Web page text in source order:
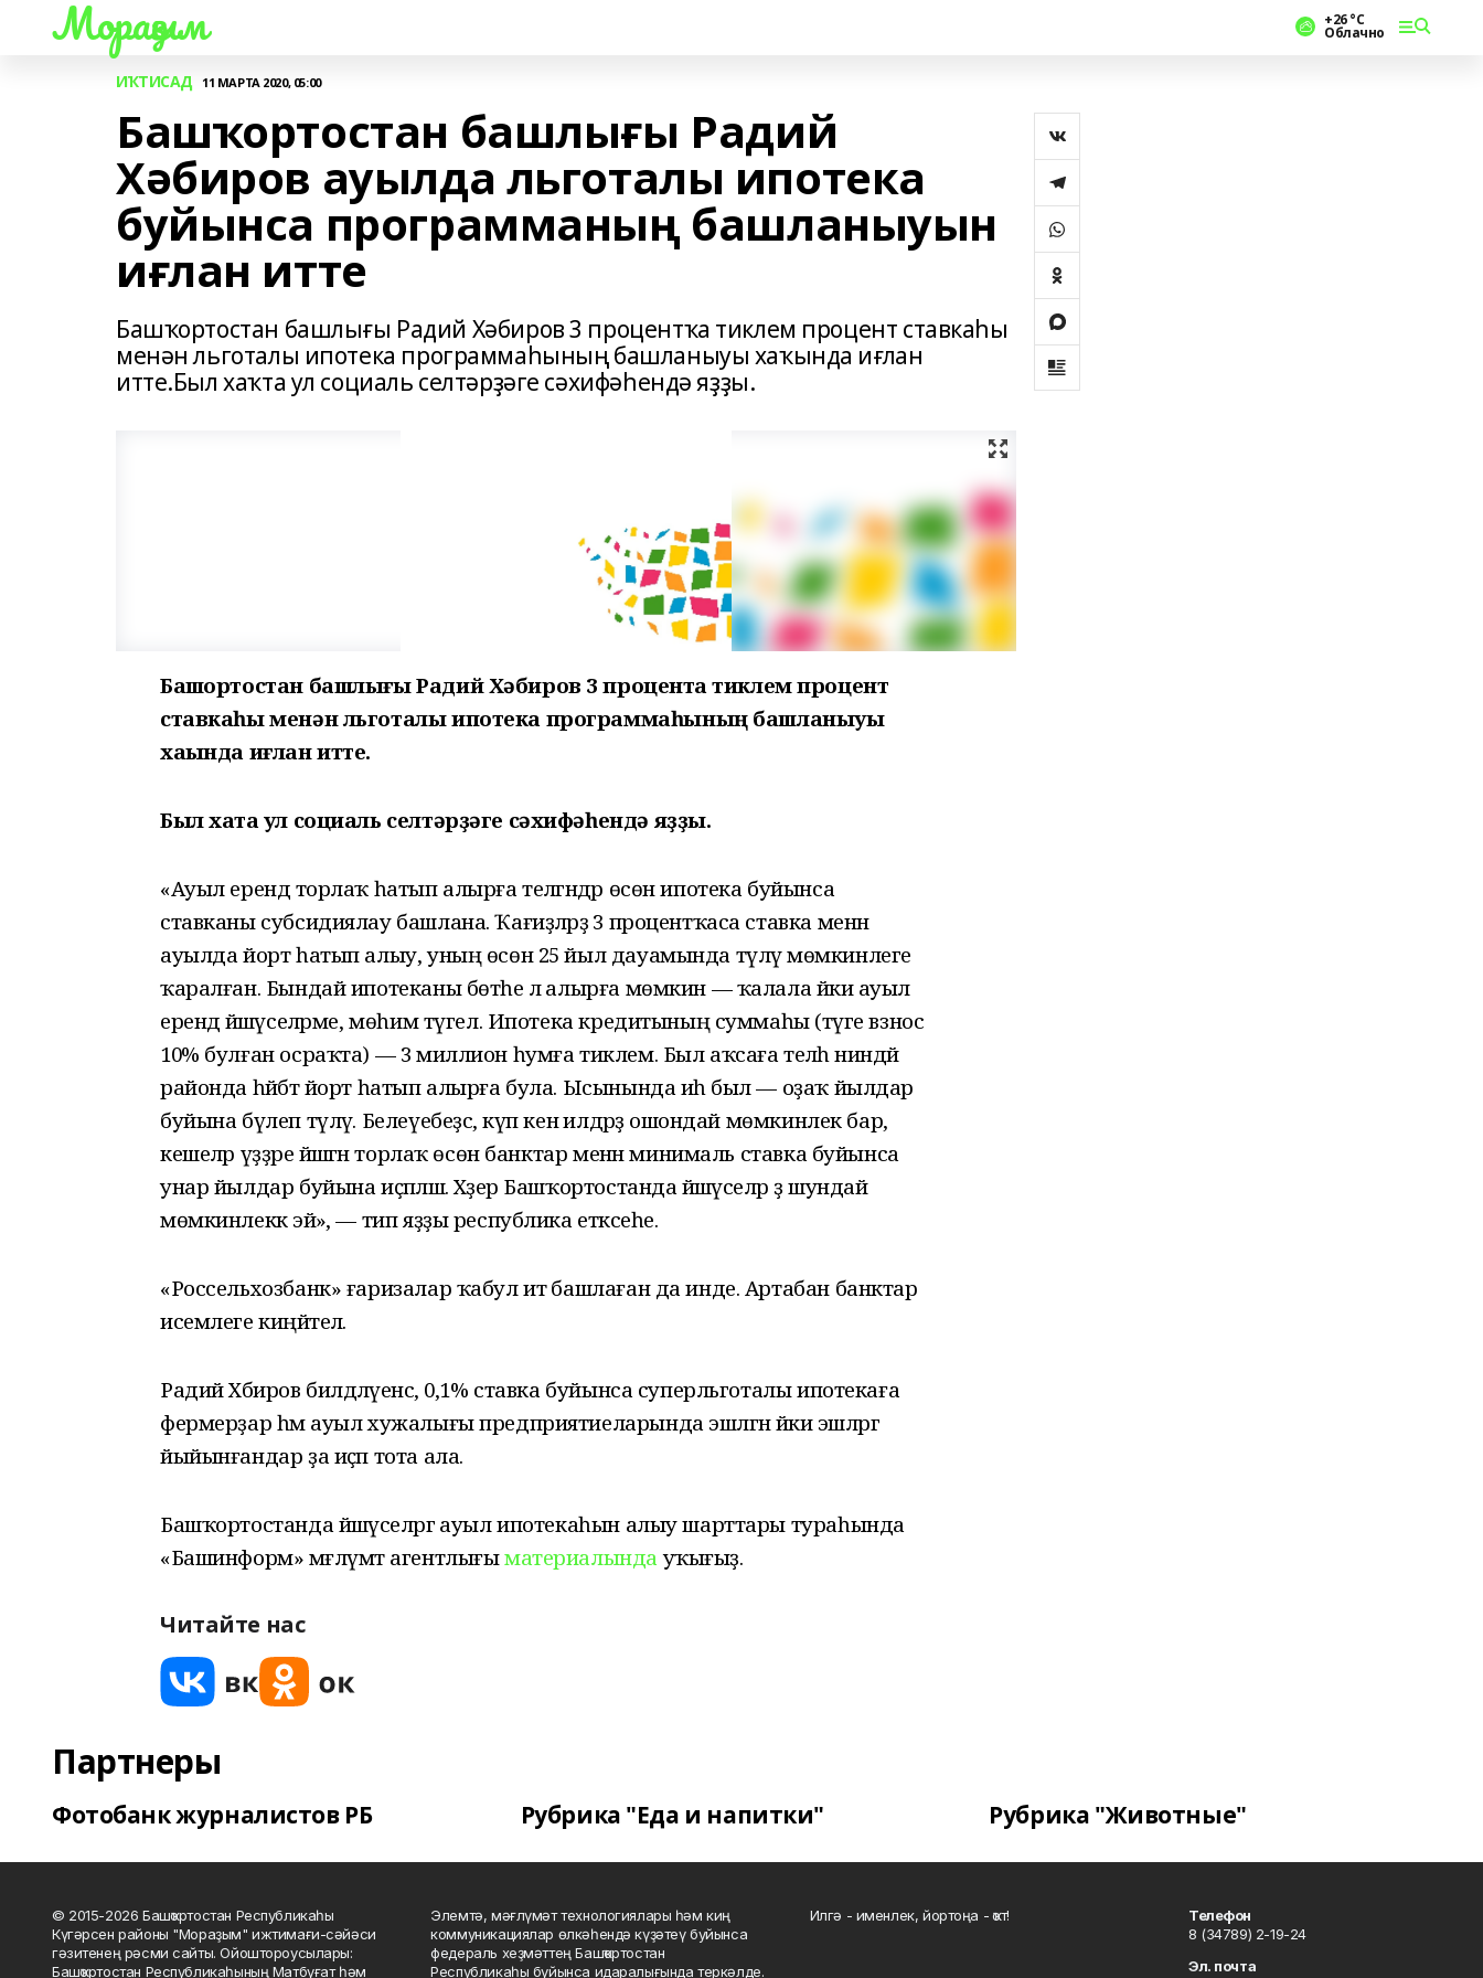
Мораҙым +26 °С
Облачно
ИҠТИСАД 11 МАРТА 2020, 05:00
Башҡортостан башлығы Радий
Хәбиров ауылда льготалы ипотека
буйынса программаның башланыуын
иғлан итте
Башҡортостан башлығы Радий Хәбиров 3 процентҡа тиклем процент ставкаһы
менән льготалы ипотека программаһының башланыуы хаҡында иғлан
итте.Был хаҡта ул социаль селтәрҙәге сәхифәһендә яҙҙы.
Башҡортостан башлығы Радий Хәбиров 3 процентҡа тиклем процент
ставкаһы менән льготалы ипотека программаһының башланыуы
хаҡында иғлан итте.
Был хаҡта ул социаль селтәрҙәге сәхифәһендә яҙҙы.
«Ауыл ерендә торлаҡ һатып алырға теләгәндәр өсөн ипотека буйынса
ставканы субсидиялау башлана. Ҡағиҙәләрҙә 3 процентҡаса ставка менән
ауылда йорт һатып алыу, уның өсөн 25 йыл дауамында түләү мөмкинлеге
ҡаралған. Бындай ипотеканы бөтәһе лә алырға мөмкин — ҡалала йәки ауыл
ерендә йәшәүселәрме, мөһим түгел. Ипотека кредитының суммаһы (тәүге взнос
10% булған осраҡта) — 3 миллион һумға тиклем. Был аҡсаға теләһә ниндәй
районда һәйбәт йорт һатып алырға була. Ысынында иһә был — оҙаҡ йылдар
буйына бүлеп түләү. Белеүебеҙсә, күп кенә илдәрҙә ошондай мөмкинлек бар,
кешеләр үҙҙәре йәшәгән торлаҡ өсөн банктар менән минималь ставка буйынса
унар йылдар буйына иҫәпләшә. Хәҙер Башҡортостанда йәшәүселәр ҙә шундай
мөмкинлеккә эйә», — тип яҙҙы республика етәксеһе.
«Россельхозбанк» ғаризалар ҡабул итә башлаған да инде. Артабан банктар
исемлеге киңәйтелә.
Радий Хәбиров билдәләүенсә, 0,1% ставка буйынса суперльготалы ипотекаға
фермерҙар һәм ауыл хужалығы предприятиеларында эшләгән йәки эшләргә
йыйынғандар ҙа иҫәп тота ала.
Башҡортостанда йәшәүселәргә ауыл ипотекаһын алыу шарттары тураһында
«Башинформ» мәғлүмәт агентлығыматериалында уҡығыҙ.
Читайте нас
Партнеры
Фотобанк журналистов РБ Рубрика "Еда и напитки" Рубрика "Животные"
© 2015-2026 Башҡортостан Республикаһы
Күгәрсен районы "Мораҙым" ижтимағи-сәйәси
гәзитенең рәсми сайты. Ойоштороусылары:
Башҡортостан Республикаһының Матбуғат һәм
Элемтә, мәғлүмәт технологиялары һәм киң
коммуникациялар өлкәһендә күҙәтеү буйынса
федераль хеҙмәттең Башҡортостан
Республикаһы буйынса идаралығында теркәлде.
Илгә - именлек, йортоңа - ҡот!
Телефон
8 (34789) 2-19-24
Эл. почта